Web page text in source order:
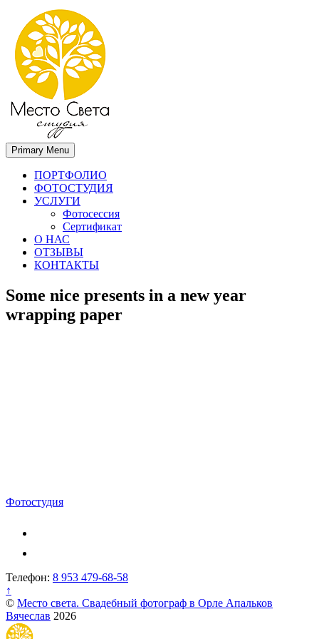
Место света. Свадебный фотограф в Орле Апальков Вячеслав
Свадебный фотограф в Орле
Primary Menu
ПОРТФОЛИО
ФОТОСТУДИЯ
УСЛУГИ
Фотосессия
Сертификат
О НАС
ОТЗЫВЫ
КОНТАКТЫ
Some nice presents in a new year
wrapping paper
Навигация
Фотостудия
Телефон: 8 953 479-68-58
↑
© Место света. Свадебный фотограф в Орле Апальков
Вячеслав 2026